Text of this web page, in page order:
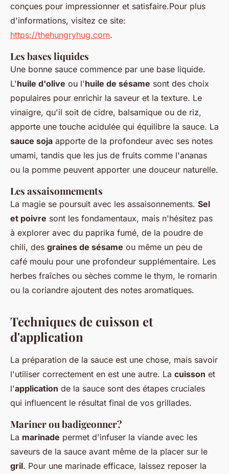
conçues pour impressionner et satisfaire.Pour plus
d'informations, visitez ce site:
https://thehungryhug.com.
Les bases liquides
Une bonne sauce commence par une base liquide.
L'huile d'olive ou l'huile de sésame sont des choix
populaires pour enrichir la saveur et la texture. Le
vinaigre, qu'il soit de cidre, balsamique ou de riz,
apporte une touche acidulée qui équilibre la sauce. La
sauce soja apporte de la profondeur avec ses notes
umami, tandis que les jus de fruits comme l'ananas
ou la pomme peuvent apporter une douceur naturelle.
Les assaisonnements
La magie se poursuit avec les assaisonnements. Sel
et poivre sont les fondamentaux, mais n'hésitez pas
à explorer avec du paprika fumé, de la poudre de
chili, des graines de sésame ou même un peu de
café moulu pour une profondeur supplémentaire. Les
herbes fraîches ou sèches comme le thym, le romarin
ou la coriandre ajoutent des notes aromatiques.
Techniques de cuisson et
d'application
La préparation de la sauce est une chose, mais savoir
l'utiliser correctement en est une autre. La cuisson et
l'application de la sauce sont des étapes cruciales
qui influencent le résultat final de vos grillades.
Mariner ou badigeonner?
La marinade permet d'infuser la viande avec les
saveurs de la sauce avant même de la placer sur le
gril. Pour une marinade efficace, laissez reposer la